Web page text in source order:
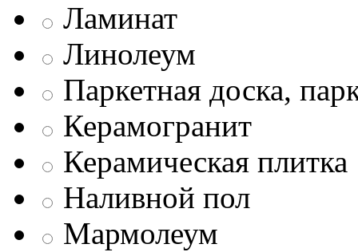
Ламинат
Линолеум
Паркетная доска,
Керамогранит
Керамическая плитка
Наливной пол
Мармолеум